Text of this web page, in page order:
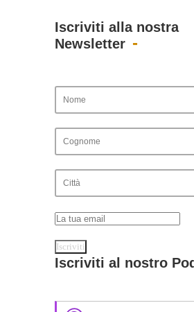
Iscriviti alla nostra
Newsletter
Iscriviti al nostro